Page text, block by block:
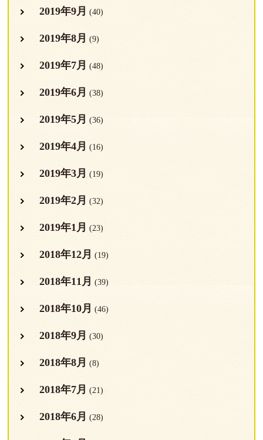
2019年9月 (40)
2019年8月 (9)
2019年7月 (48)
2019年6月 (38)
2019年5月 (36)
2019年4月 (16)
2019年3月 (19)
2019年2月 (32)
2019年1月 (23)
2018年12月 (19)
2018年11月 (39)
2018年10月 (46)
2018年9月 (30)
2018年8月 (8)
2018年7月 (21)
2018年6月 (28)